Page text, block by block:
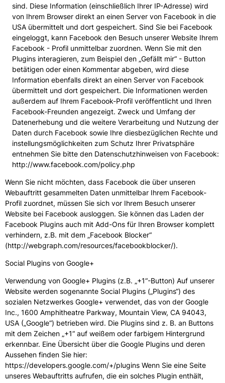
sind. Diese Information (einschließlich Ihrer IP-Adresse) wird
von Ihrem Browser direkt an einen Server von Facebook in die
USA übermittelt und dort gespeichert. Sind Sie bei Facebook
eingeloggt, kann Facebook den Besuch unserer Website Ihrem
Facebook - Profil unmittelbar zuordnen. Wenn Sie mit den
Plugins interagieren, zum Beispiel den „Gefällt mir“ - Button
betätigen oder einen Kommentar abgeben, wird diese
Information ebenfalls direkt an einen Server von Facebook
übermittelt und dort gespeichert. Die Informationen werden
außerdem auf Ihrem Facebook-Profil veröffentlicht und Ihren
Facebook-Freunden angezeigt. Zweck und Umfang der
Datenerhebung und die weitere Verarbeitung und Nutzung der
Daten durch Facebook sowie Ihre diesbezüglichen Rechte und
instellungsmöglichkeiten zum Schutz Ihrer Privatsphäre
entnehmen Sie bitte den Datenschutzhinweisen von Facebook:
http://www.facebook.com/policy.php
Wenn Sie nicht möchten, dass Facebook die über unseren
Webauftritt gesammelten Daten unmittelbar Ihrem Facebook-
Profil zuordnet, müssen Sie sich vor Ihrem Besuch unserer
Website bei Facebook ausloggen. Sie können das Laden der
Facebook Plugins auch mit Add-Ons für Ihren Browser komplett
verhindern, z.B. mit dem „Facebook Blocker“
(http://webgraph.com/resources/facebookblocker/).
Social Plugins von Google+
Verwendung von Google+ Plugins (z.B. „+1“-Button) Auf unserer
Website werden sogenannte Social Plugins („Plugins“) des
sozialen Netzwerkes Google+ verwendet, das von der Google
Inc., 1600 Amphitheatre Parkway, Mountain View, CA 94043,
USA („Google“) betrieben wird. Die Plugins sind z. B. an Buttons
mit dem Zeichen „+1“ auf weißem oder farbigem Hintergrund
erkennbar. Eine Übersicht über die Google Plugins und deren
Aussehen finden Sie hier:
https://developers.google.com/+/plugins Wenn Sie eine Seite
unseres Webauftritts aufrufen, die ein solches Plugin enthält,